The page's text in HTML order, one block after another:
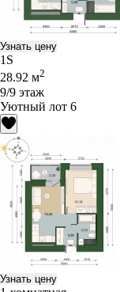
Узнать цену
1S
28.92 м2
9/9 этаж
Уютный лот 6
Узнать цену